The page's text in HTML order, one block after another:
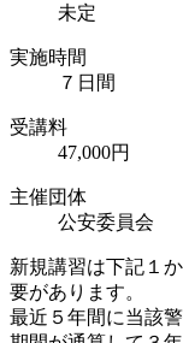
未定
実施時間
７日間
受講料
47,000円
主催団体
公安委員会
新規講習は下記１
要があります。
最近５年間に当該